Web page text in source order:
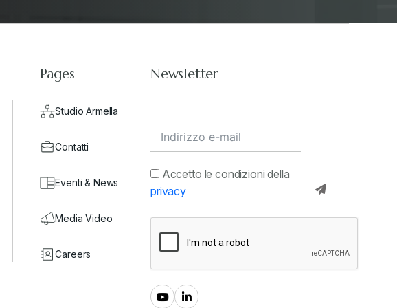
Pages
Studio Armella
Contatti
Eventi & News
Media Video
Careers
Newsletter
Accetto le condizioni della
privacy